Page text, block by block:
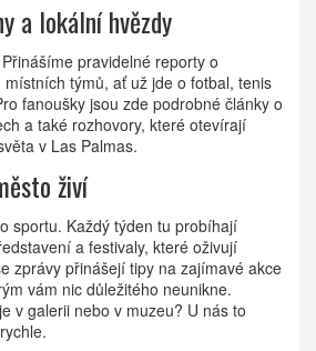
a lokální hvězdy
pravidelné reporty o
týmů, ať už jde o fotbal, tenis
fanoušky jsou zde podrobné články o
a také rozhovory, které otevírají
v Las Palmas.
živí
sportu. Každý týden tu probíhají
a festivaly, které oživují
zprávy přinášejí tipy na zajímavé akce
vám nic důležitého neunikne.
v galerii nebo v muzeu? U nás to